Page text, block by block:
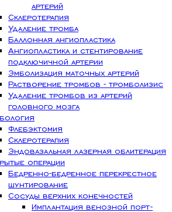
артерий
Склеротерапия
Удаление тромба
Баллонная ангиопластика
Ангиопластика и стентирование
подключичной артерии
Эмболизация маточных артерий
Растворение тромбов - тромболизис
Удаление тромбов из артерий
головного мозга
Флебэктомия
Склеротерапия
Эндовазальная лазерная облитерация
операции
Бедренно-бедренное перекрестное
шунтирование
Сосуды верхних конечностей
Имплантация венозной порт-